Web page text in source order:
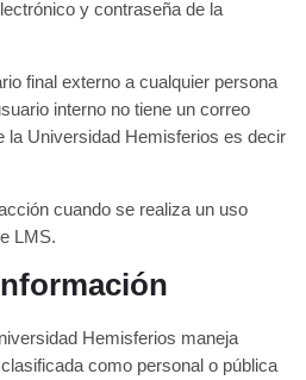
y contraseña de la
final externo a cualquier persona
interno no tiene un correo
la Universidad Hemisferios es decir
cuando se realiza un uso
LMS.
Hemisferios maneja
como personal o pública